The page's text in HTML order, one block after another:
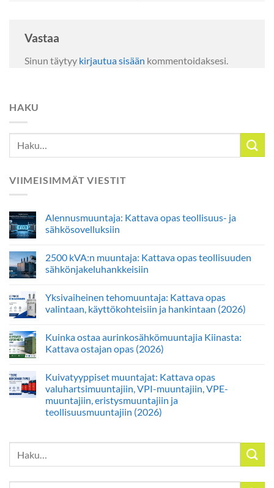
Vastaa
Sinun täytyy kirjautua sisään kommentoidaksesi.
HAKU
VIIMEISIMMÄT VIESTIT
Alennusmuuntaja: Kattava opas teollisuus- ja
sähkösovelluksiin
2500 kVA:n muuntaja: Kattava opas teollisuuden
sähkönjakeluhankkeisiin
Yksivaiheinen tehomuuntaja: Kattava opas
valintaan, käyttökohteisiin ja hankintaan (2026)
Kuinka ostaa aurinkosähkömuuntajia Kiinasta:
Kattava ostajan opas (2026)
Kuivatyyppiset muuntajat: Kattava opas
valuhartsimuuntajiin, VPI-muuntajiin, VPE-
muuntajiin, eristysmuuntajiin ja
teollisuusmuuntajiin (2026)